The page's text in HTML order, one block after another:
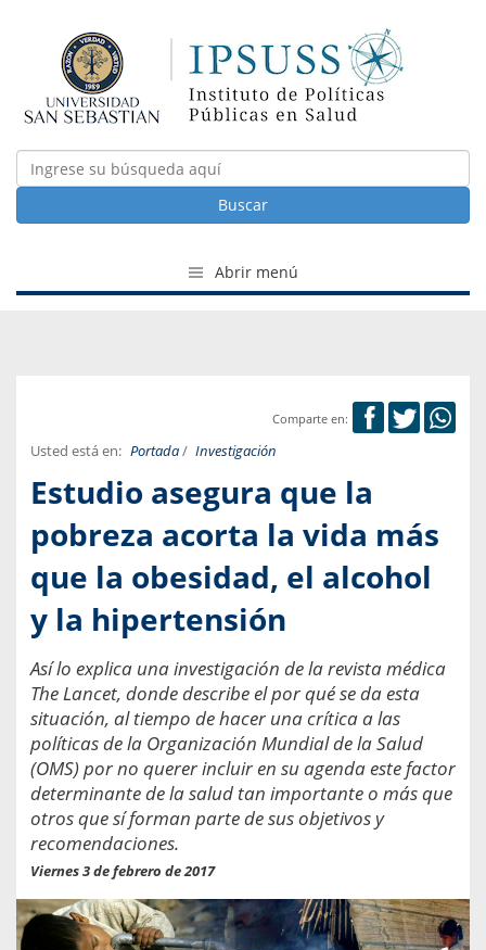
Buscar
Abrir menú
Comparte en:
Usted está en: Portada/ Investigación
Estudio asegura que la
pobreza acorta la vida más
que la obesidad, el alcohol
y la hipertensión
Así lo explica una investigación de la revista médica
The Lancet, donde describe el por qué se da esta
situación, al tiempo de hacer una crítica a las
políticas de la Organización Mundial de la Salud
(OMS) por no querer incluir en su agenda este factor
determinante de la salud tan importante o más que
otros que sí forman parte de sus objetivos y
recomendaciones.
Viernes 3 de febrero de 2017